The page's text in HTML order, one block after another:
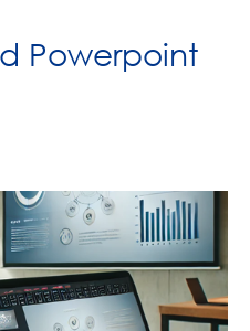
Powerpoint